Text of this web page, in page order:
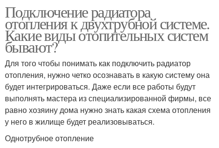
Подключение радиатора
отопления к двухтрубной системе.
Какие виды отопительных систем
бывают?
Для того чтобы понимать как подключить радиатор
отопления, нужно четко осознавать в какую систему она
будет интегрироваться. Даже если все работы будут
выполнять мастера из специализированной фирмы, все
равно хозяину дома нужно знать какая схема отопления
у него в жилище будет реализовываться.
Однотрубное отопление